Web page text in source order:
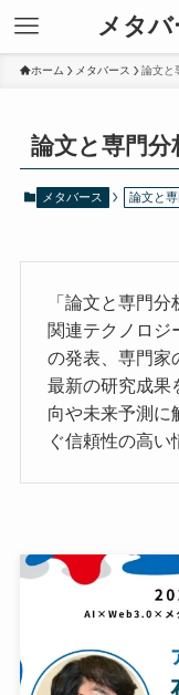
メタ
ホーム メタバース 論文と
論文と専門分
メタバース 論文と
「論文と専門
関連テクノロジ
の発表、専門家
最新の研究成果
向や未来予測に
ぐ信頼性の高い